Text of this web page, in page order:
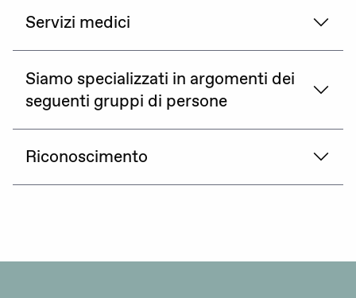
DE FR IT
Servizi medici
Siamo specializzati in argomenti dei
seguenti gruppi di persone
Riconoscimento